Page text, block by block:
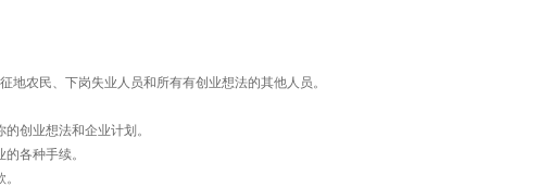
地农民、下岗失业人员和所有有创业想法的其他人员。
创业想法和企业计划。
各种手续。